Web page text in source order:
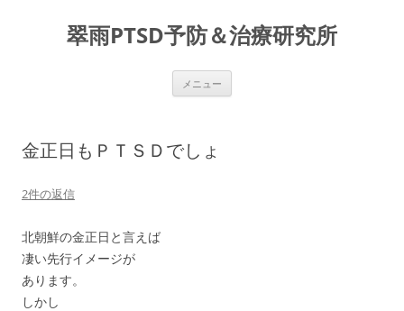
翠雨PTSD予防＆治療研究所
メニュー
金正日もＰＴＳＤでしょ
2件の返信
北朝鮮の金正日と言えば
凄い先行イメージが
あります。
しかし